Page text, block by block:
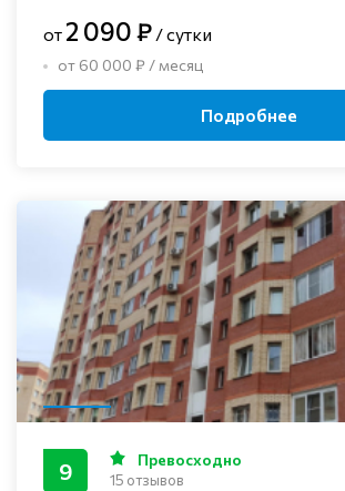
от 2 090 ₽ / сутки
от 60 000 ₽ / месяц
Подробнее
9 Превосходно
15 отзывов